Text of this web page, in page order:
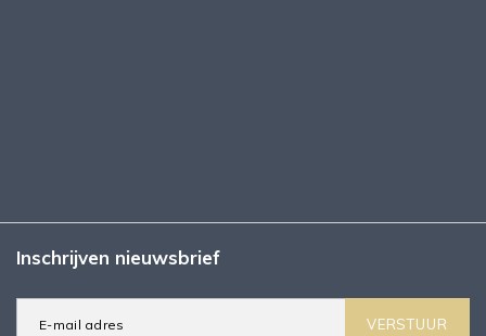
Inschrijven nieuwsbrief
VERSTUUR